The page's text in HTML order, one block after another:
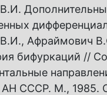
Афраймович
бифуркаций //
СССР. М., 1985.